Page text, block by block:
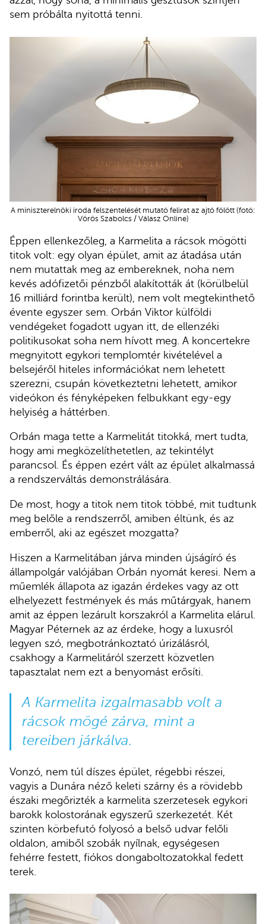
sem próbálta nyitottá tenni.
A miniszterelnöki iroda felszentelését mutató felirat az ajtó fölött (fotó:
Vörös Szabolcs / Válasz Online)
Éppen ellenkezőleg, a Karmelita a rácsok mögötti
titok volt: egy olyan épület, amit az átadása után
nem mutattak meg az embereknek, noha nem
kevés adófizetői pénzből alakították át (körülbelül
16 milliárd forintba került), nem volt megtekinthető
évente egyszer sem. Orbán Viktor külföldi
vendégeket fogadott ugyan itt, de ellenzéki
politikusokat soha nem hívott meg. A koncertekre
megnyitott egykori templomtér kivételével a
belsejéről hiteles információkat nem lehetett
szerezni, csupán következtetni lehetett, amikor
videókon és fényképeken felbukkant egy-egy
helyiség a háttérben.
Orbán maga tette a Karmelitát titokká, mert tudta,
hogy ami megközelíthetetlen, az tekintélyt
parancsol. És éppen ezért vált az épület alkalmassá
a rendszerváltás demonstrálására.
De most, hogy a titok nem titok többé, mit tudtunk
meg belőle a rendszerről, amiben éltünk, és az
emberről, aki az egészet mozgatta?
Hiszen a Karmelitában járva minden újságíró és
állampolgár valójában Orbán nyomát keresi. Nem a
műemlék állapota az igazán érdekes vagy az ott
elhelyezett festmények és más műtárgyak, hanem
amit az éppen lezárult korszakról a Karmelita elárul.
Magyar Péternek az az érdeke, hogy a luxusról
legyen szó, megbotránkoztató úrizálásról,
csakhogy a Karmelitáról szerzett közvetlen
tapasztalat nem ezt a benyomást erősíti.
A Karmelita izgalmasabb volt a
rácsok mögé zárva, mint a
tereiben járkálva.
Vonzó, nem túl díszes épület, régebbi részei,
vagyis a Dunára néző keleti szárny és a rövidebb
északi megőrizték a karmelita szerzetesek egykori
barokk kolostorának egyszerű szerkezetét. Két
szinten körbefutó folyosó a belső udvar felőli
oldalon, amiből szobák nyílnak, egységesen
fehérre festett, fiókos dongaboltozatokkal fedett
terek.